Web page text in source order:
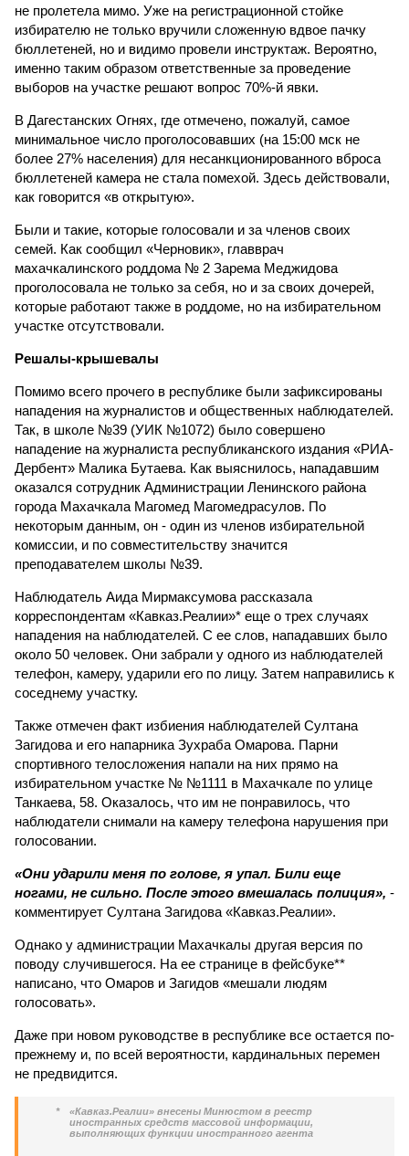
не пролетела мимо. Уже на регистрационной стойке
избирателю не только вручили сложенную вдвое пачку
бюллетеней, но и видимо провели инструктаж. Вероятно,
именно таким образом ответственные за проведение
выборов на участке решают вопрос 70%-й явки.
В Дагестанских Огнях, где отмечено, пожалуй, самое
минимальное число проголосовавших (на 15:00 мск не
более 27% населения) для несанкционированного вброса
бюллетеней камера не стала помехой. Здесь действовали,
как говорится «в открытую».
Были и такие, которые голосовали и за членов своих
семей. Как сообщил «Черновик», главврач
махачкалинского роддома № 2 Зарема Меджидова
проголосовала не только за себя, но и за своих дочерей,
которые работают также в роддоме, но на избирательном
участке отсутствовали.
Решалы-крышевалы
Помимо всего прочего в республике были зафиксированы
нападения на журналистов и общественных наблюдателей.
Так, в школе №39 (УИК №1072) было совершено
нападение на журналиста республиканского издания «РИА-
Дербент» Малика Бутаева. Как выяснилось, нападавшим
оказался сотрудник Администрации Ленинского района
города Махачкала Магомед Магомедрасулов. По
некоторым данным, он - один из членов избирательной
комиссии, и по совместительству значится
преподавателем школы №39.
Наблюдатель Аида Мирмаксумова рассказала
корреспондентам «Кавказ.Реалии»* еще о трех случаях
нападения на наблюдателей. С ее слов, нападавших было
около 50 человек. Они забрали у одного из наблюдателей
телефон, камеру, ударили его по лицу. Затем направились к
соседнему участку.
Также отмечен факт избиения наблюдателей Султана
Загидова и его напарника Зухраба Омарова. Парни
спортивного телосложения напали на них прямо на
избирательном участке № №1111 в Махачкале по улице
Танкаева, 58. Оказалось, что им не понравилось, что
наблюдатели снимали на камеру телефона нарушения при
голосовании.
«Они ударили меня по голове, я упал. Били еще
ногами, не сильно. После этого вмешалась полиция», -
комментирует Султана Загидова «Кавказ.Реалии».
Однако у администрации Махачкалы другая версия по
поводу случившегося. На ее странице в фейсбуке**
написано, что Омаров и Загидов «мешали людям
голосовать».
Даже при новом руководстве в республике все остается по-
прежнему и, по всей вероятности, кардинальных перемен
не предвидится.
*
«Кавказ.Реалии» внесены Минюстом в реестр
иностранных средств массовой информации,
выполняющих функции иностранного агента